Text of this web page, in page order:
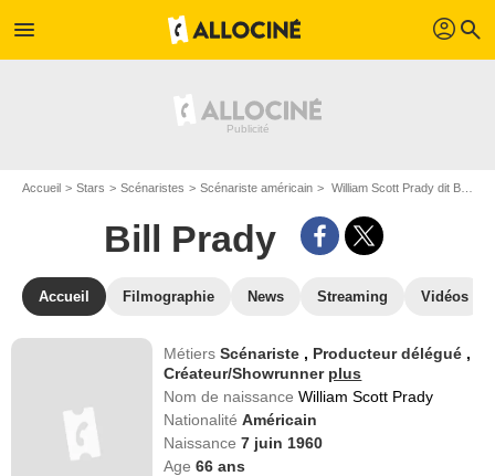
menu profil search
Accueil Stars Scénaristes Scénariste américain William Scott Prady dit Bill Prady
Bill Prady
Accueil Filmographie News Streaming Vidéos
MétiersScénariste , Producteur délégué ,
Créateur/Showrunner plus
Nom de naissanceWilliam Scott Prady
NationalitéAméricain
Naissance7 juin 1960
Age66 ans